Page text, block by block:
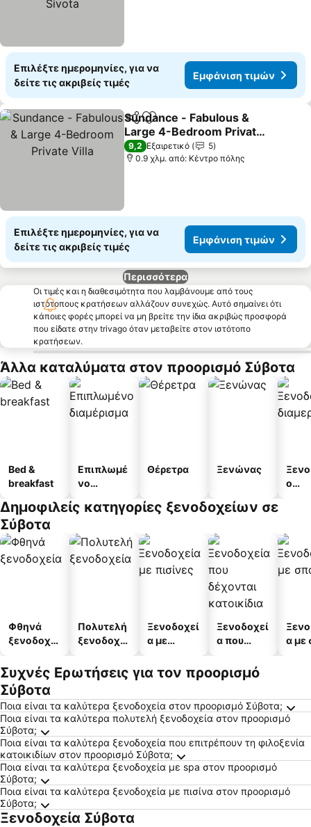
Επιλέξτε ημερομηνίες, για να
δείτε τις ακριβείς τιμές
Εμφάνιση τιμών
Κοινοποίηση
Προσθήκη στα αγαπημένα
Sundance - Fabulous &
Large 4-Bedroom Private
Villa
9,2 Εξαιρετικό
5
0.9 χλμ. από: Κέντρο πόλης
Επιλέξτε ημερομηνίες, για να
δείτε τις ακριβείς τιμές
Εμφάνιση τιμών
Περισσότερα
Οι τιμές και η διαθεσιμότητα που λαμβάνουμε από τους
ιστότοπους κρατήσεων αλλάζουν συνεχώς. Αυτό σημαίνει ότι
κάποιες φορές μπορεί να μη βρείτε την ίδια ακριβώς προσφορά
που είδατε στην trivago όταν μεταβείτε στον ιστότοπο
κρατήσεων.
Άλλα καταλύματα στον προορισμό Σύβοτα
Bed &
breakfast
Επιπλωμέ
νο
α
Θέρετρα Ξενώνας
ο
Δημοφιλείς κατηγορίες ξενοδοχείων σε
Σύβοτα
Φθηνά
ξενοδοχεί
Πολυτελή
ξενοδοχεί
Ξενοδοχεί
α με
Ξενοδοχεί
α που
κατοικίδι
α
α με
Συχνές Ερωτήσεις για τον προορισμό
Σύβοτα
Ποια είναι τα καλύτερα ξενοδοχεία στον προορισμό Σύβοτα;
Ποια είναι τα καλύτερα πολυτελή ξενοδοχεία στον προορισμό
Σύβοτα;
Ποια είναι τα καλύτερα ξενοδοχεία που επιτρέπουν τη φιλοξενία
κατοικιδίων στον προορισμό Σύβοτα;
Ποια είναι τα καλύτερα ξενοδοχεία με spa στον προορισμό
Σύβοτα;
Ποια είναι τα καλύτερα ξενοδοχεία με πισίνα στον προορισμό
Σύβοτα;
Ξενοδοχεία Σύβοτα